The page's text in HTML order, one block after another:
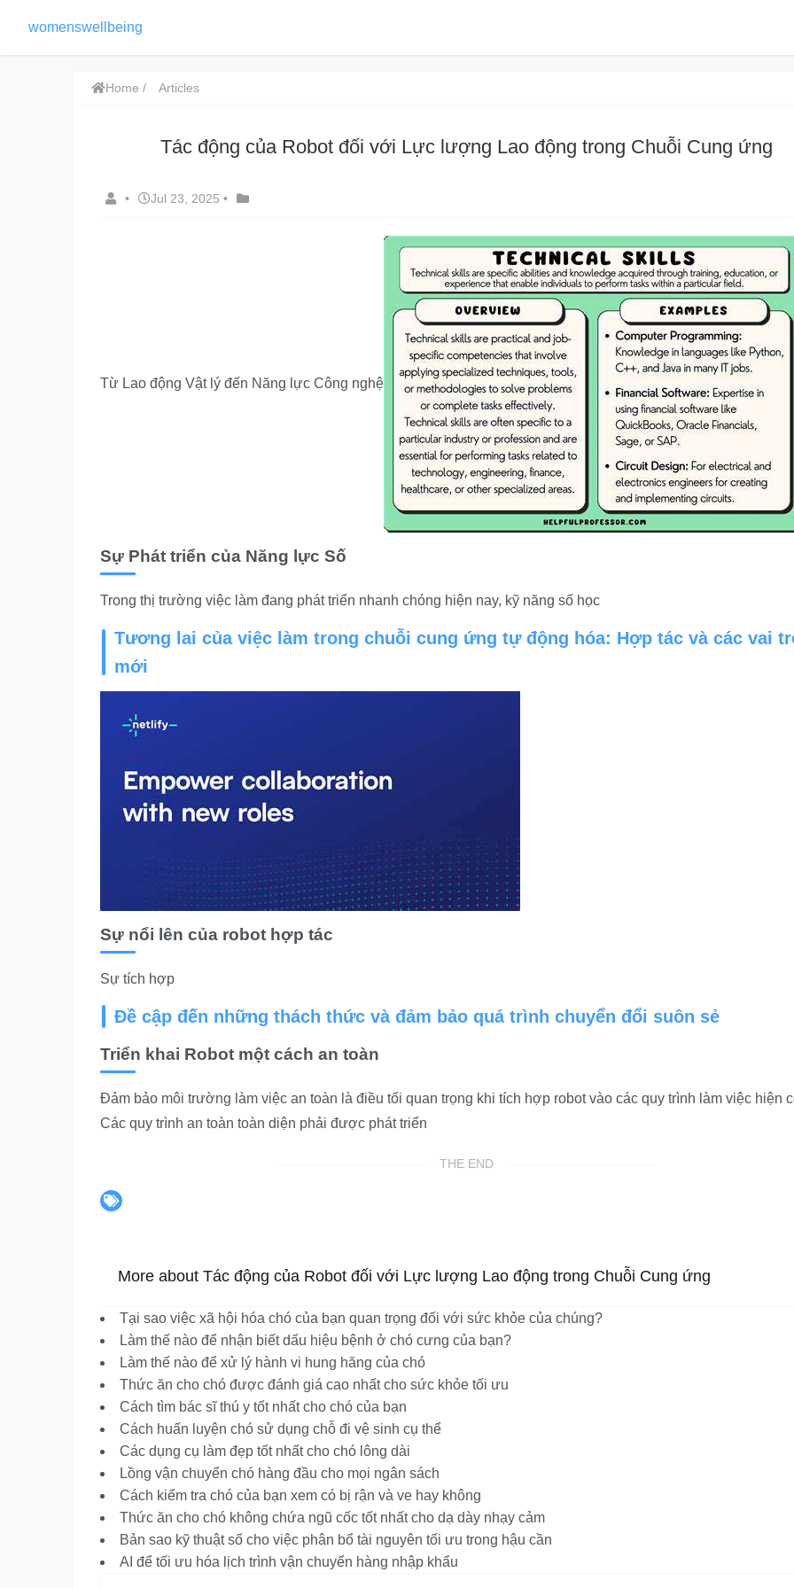
womenswellbeing
Home Articles
Tác động của Robot đối với Lực lượng Lao động trong Chuỗi Cung ứng
• Jul 23, 2025 •
Từ Lao động Vật lý đến Năng lực Công nghệ
Sự Phát triển của Năng lực Số
Trong thị trường việc làm đang phát triển nhanh chóng hiện nay, kỹ năng số học
Tương lai của việc làm trong chuỗi cung ứng tự động hóa: Hợp tác và các vai
mới
Sự nổi lên của robot hợp tác
Sự tích hợp
Đề cập đến những thách thức và đảm bảo quá trình chuyển đổi suôn sẻ
Triển khai Robot một cách an toàn
Đảm bảo môi trường làm việc an toàn là điều tối quan trọng khi tích hợp robot vào các quy trình làm việc hiện
Các quy trình an toàn toàn diện phải được phát triển
THE END
More about Tác động của Robot đối với Lực lượng Lao động trong Chuỗi Cung ứng
Tại sao việc xã hội hóa chó của bạn quan trọng đối với sức khỏe của chúng?
Làm thế nào để nhận biết dấu hiệu bệnh ở chó cưng của bạn?
Làm thế nào để xử lý hành vi hung hăng của chó
Thức ăn cho chó được đánh giá cao nhất cho sức khỏe tối ưu
Cách tìm bác sĩ thú y tốt nhất cho chó của bạn
Cách huấn luyện chó sử dụng chỗ đi vệ sinh cụ thể
Các dụng cụ làm đẹp tốt nhất cho chó lông dài
Lồng vận chuyển chó hàng đầu cho mọi ngân sách
Cách kiểm tra chó của bạn xem có bị rận và ve hay không
Thức ăn cho chó không chứa ngũ cốc tốt nhất cho dạ dày nhạy cảm
Bản sao kỹ thuật số cho việc phân bổ tài nguyên tối ưu trong hậu cần
AI để tối ưu hóa lịch trình vận chuyển hàng nhập khẩu